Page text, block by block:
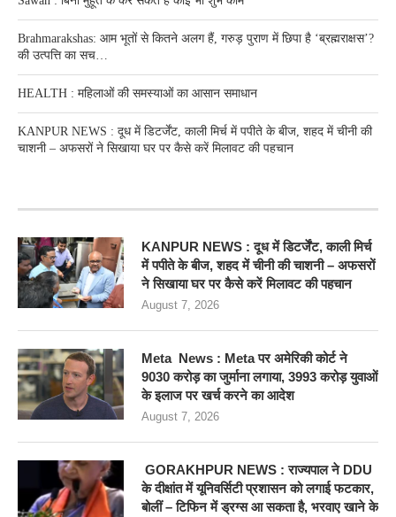
Brahmarakshas: आम भूतों से कितने अलग हैं, गरुड़ पुराण में छिपा है ‘ब्रह्मराक्षस’?
की उत्पत्ति का सच…
HEALTH : महिलाओं की समस्‍याओं का आसान समाधान
KANPUR NEWS : दूध में डिटर्जेंट, काली मिर्च में पपीते के बीज, शहद में चीनी की
चाशनी – अफसरों ने सिखाया घर पर कैसे करें मिलावट की पहचान
KANPUR NEWS : दूध में डिटर्जेंट, काली मिर्च
में पपीते के बीज, शहद में चीनी की चाशनी – अफसरों
ने सिखाया घर पर कैसे करें मिलावट की पहचान
August 7, 2026
Meta News : Meta पर अमेरिकी कोर्ट ने
9030 करोड़ का जुर्माना लगाया, 3993 करोड़ युवाओं
के इलाज पर खर्च करने का आदेश
August 7, 2026
GORAKHPUR NEWS : राज्यपाल ने DDU
के दीक्षांत में यूनिवर्सिटी प्रशासन को लगाई फटकार,
बोलीं – टिफिन में ड्रग्स आ सकता है, भरवाए खाने के